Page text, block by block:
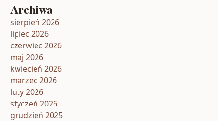
Archiwa
sierpień 2026
lipiec 2026
czerwiec 2026
maj 2026
kwiecień 2026
marzec 2026
luty 2026
styczeń 2026
grudzień 2025